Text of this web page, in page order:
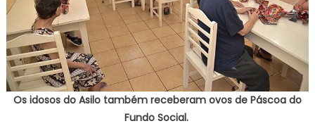
Os idosos do Asilo também receberam ovos de Páscoa do
Fundo Social.